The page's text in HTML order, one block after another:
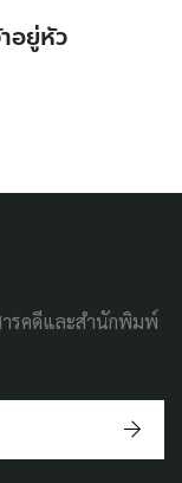
อยู่หัว
ารคดีและสำนักพิมพ์